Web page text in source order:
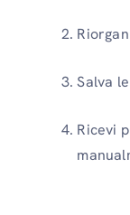
Salva
Ricevi